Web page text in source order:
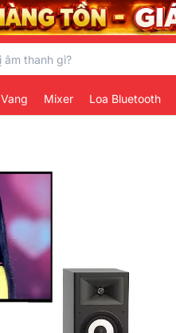
Vang Mixer Loa Bluetooth